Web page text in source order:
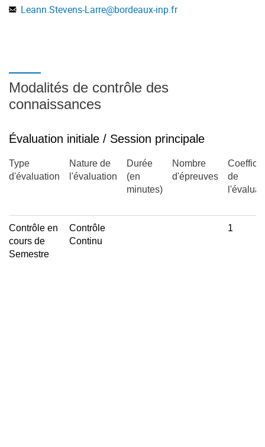
Leann.Stevens-Larre@bordeaux-inp.fr
Modalités de contrôle des
connaissances
Évaluation initiale / Session principale
Type
d'évaluation
Nature de
l'évaluation
Durée
(en
minutes)
Nombre
d'épreuves
de
Contrôle en
cours de
Semestre
Contrôle
Continu
1